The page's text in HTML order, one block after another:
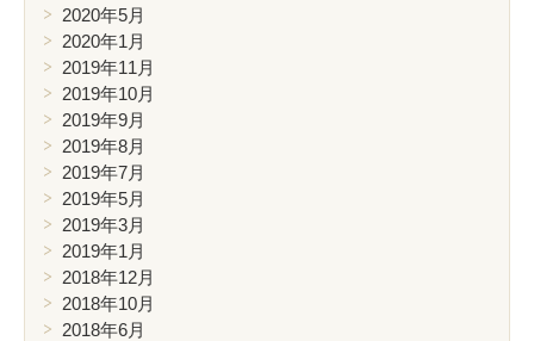
2020年5月
2020年1月
2019年11月
2019年10月
2019年9月
2019年8月
2019年7月
2019年5月
2019年3月
2019年1月
2018年12月
2018年10月
2018年6月